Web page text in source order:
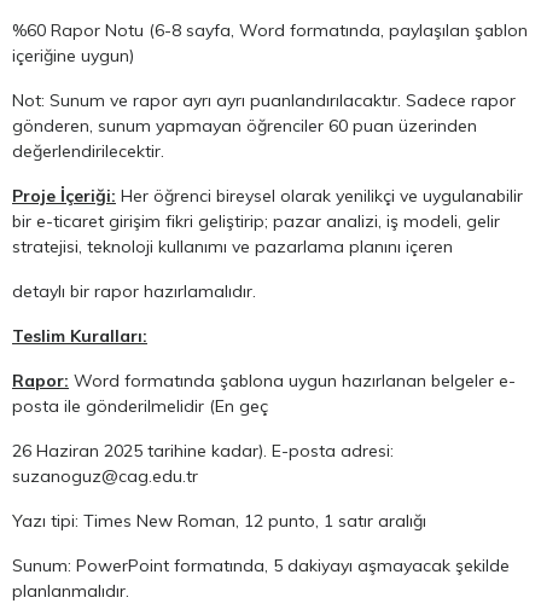
%60 Rapor Notu (6-8 sayfa, Word formatında, paylaşılan şablon
içeriğine uygun)
Not: Sunum ve rapor ayrı ayrı puanlandırılacaktır. Sadece rapor
gönderen, sunum yapmayan öğrenciler 60 puan üzerinden
değerlendirilecektir.
Proje İçeriği: Her öğrenci bireysel olarak yenilikçi ve uygulanabilir
bir e-ticaret girişim fikri geliştirip; pazar analizi, iş modeli, gelir
stratejisi, teknoloji kullanımı ve pazarlama planını içeren
detaylı bir rapor hazırlamalıdır.
Teslim Kuralları:
Rapor: Word formatında şablona uygun hazırlanan belgeler e-
posta ile gönderilmelidir (En geç
26 Haziran 2025 tarihine kadar). E-posta adresi:
suzanoguz@cag.edu.tr
Yazı tipi: Times New Roman, 12 punto, 1 satır aralığı
Sunum: PowerPoint formatında, 5 dakiyayı aşmayacak şekilde
planlanmalıdır.